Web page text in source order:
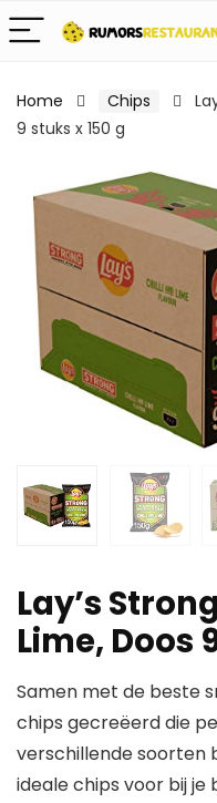
Home Chips
9 stuks x 150 g
Lay’s
Lime, Doos
Samen met de beste
chips gecreëerd die
verschillende soorten
ideale chips voor bij je